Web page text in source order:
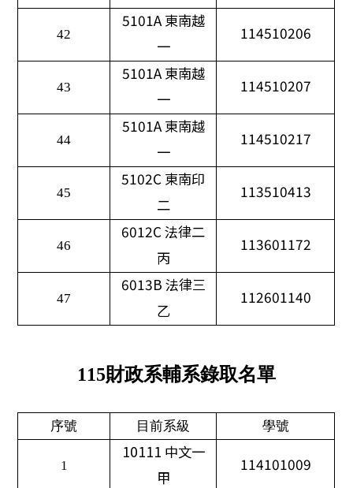
42
5101A東南越
一
114510206
43
5101A東南越
一
114510207
44
5101A東南越
一
114510217
45
5102C 東南印
二
113510413
46
6012C法律二
丙
113601172
47
6013B 法律三
乙
112601140
115財政系輔系錄取名單
序號 目前系級 學號
1
10111 中文一
甲
114101009